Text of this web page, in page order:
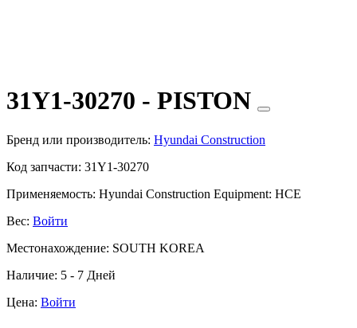
31Y1-30270 - PISTON
Бренд или производитель: Hyundai Construction
Код запчасти: 31Y1-30270
Применяемость: Hyundai Construction Equipment: HCE
Вес: Войти
Местонахождение: SOUTH KOREA
Наличие: 5 - 7 Дней
Цена: Войти